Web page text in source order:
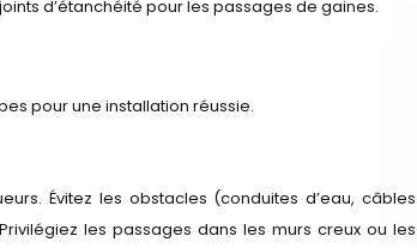
d’étanchéité pour les passages de gaines.
pour une installation réussie.
Évitez les obstacles (conduites d’eau, câbles
les passages dans les murs creux ou les